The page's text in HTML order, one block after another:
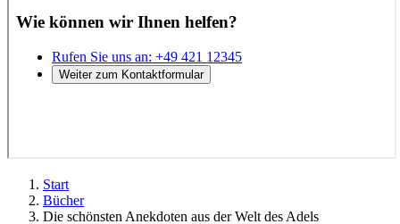
Start
Bücher
Die schönsten Anekdoten aus der Welt des Adels